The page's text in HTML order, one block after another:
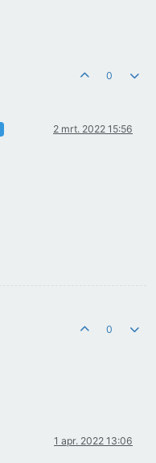
0
2 mrt. 2022 15:56
0
1 apr. 2022 13:06